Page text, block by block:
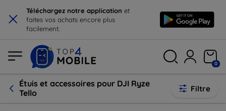
× Téléchargez notre application et
faites vos achats encore plus
facilement.
0
Étuis et accessoires pour DJI Ryze
Tello
Filtre